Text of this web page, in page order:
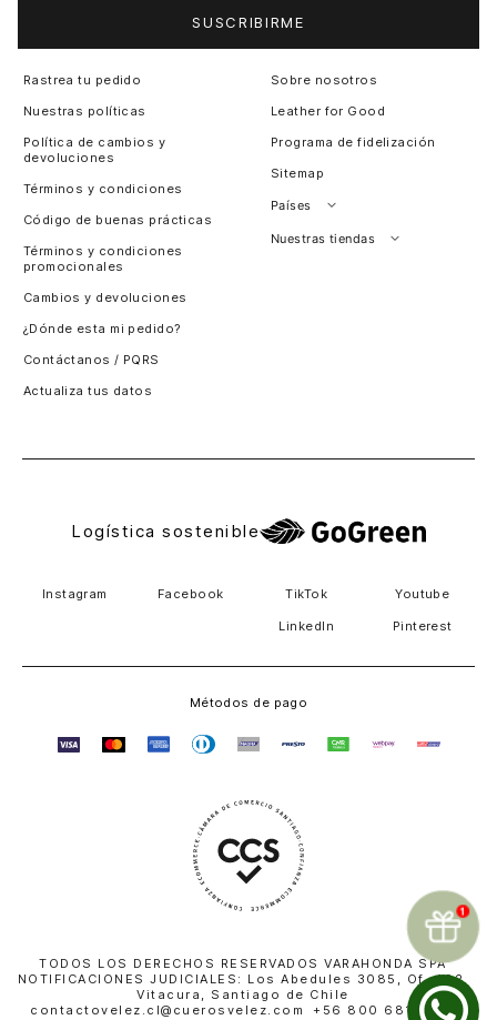
SUSCRIBIRME
Rastrea tu pedido
Nuestras políticas
Política de cambios y
devoluciones
Términos y condiciones
Código de buenas prácticas
Términos y condiciones
promocionales
Cambios y devoluciones
¿Dónde esta mi pedido?
Contáctanos / PQRS
Actualiza tus datos
Sobre nosotros
Leather for Good
Programa de fidelización
Sitemap
Países
Perú
Nuestras tiendas
Logística sostenible
Instagram Facebook TikTok Youtube
LinkedIn Pinterest
Métodos de pago
TODOS LOS DERECHOS RESERVADOS VARAHONDA SPA
NOTIFICACIONES JUDICIALES: Los Abedules 3085, Of. 402,
Vitacura, Santiago de Chile
contactovelez.cl@cuerosvelez.com +56 800 681 010 |